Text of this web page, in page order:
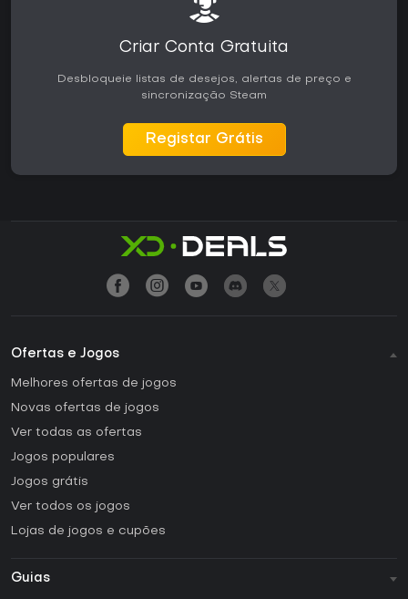
Criar Conta Gratuita
Desbloqueie listas de desejos, alertas de preço e
sincronização Steam
Registar Grátis
Ofertas e Jogos
Melhores ofertas de jogos
Novas ofertas de jogos
Ver todas as ofertas
Jogos populares
Jogos grátis
Ver todos os jogos
Lojas de jogos e cupões
Guias